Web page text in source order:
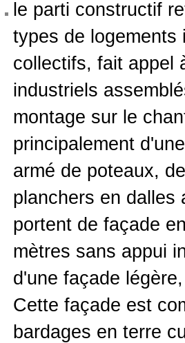
le parti constructif
types de logements
collectifs, fait appel
industriels
montage sur le
principalement
armé de poteaux,
planchers en dalles
portent de façade
mètres sans appui
d'une façade
Cette façade est
bardages en terre